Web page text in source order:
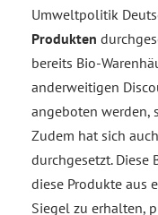
Umweltpolitik
Produkten
bereits Bio-
anderweitigen
angeboten werden,
Zudem hat sich
durchgesetzt. Diese
diese Produkte aus
Siegel zu erhalten,